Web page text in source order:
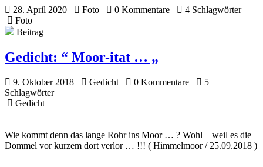
28. April 2020 Foto 0 Kommentare
4 Schlagwörter
Foto
Beitrag
Gedicht: “ Moor-itat … „
9. Oktober 2018 Gedicht 0 Kommentare
5
Schlagwörter
Gedicht
Wie kommt denn das lange Rohr ins Moor … ? Wohl – weil es die
Dommel vor kurzem dort verlor … !!! ( Himmelmoor / 25.09.2018 )